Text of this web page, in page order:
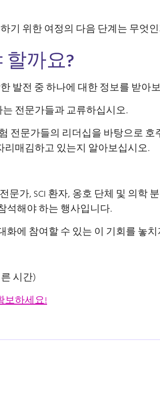
기 위한 여정의 다음 단계는 무엇
할까요?
발전 중 하나에 대한 정보를 받아
는 전문가들과 교류하십시오.
전문가들의 리더십을 바탕으로 호
리매김하고 있는지 알아보십시오.
문가, SCI 환자, 옹호 단체 및 의학
석해야 하는 행사입니다.
화에 참여할 수 있는 이 기회를 놓
시간)
보하세요!